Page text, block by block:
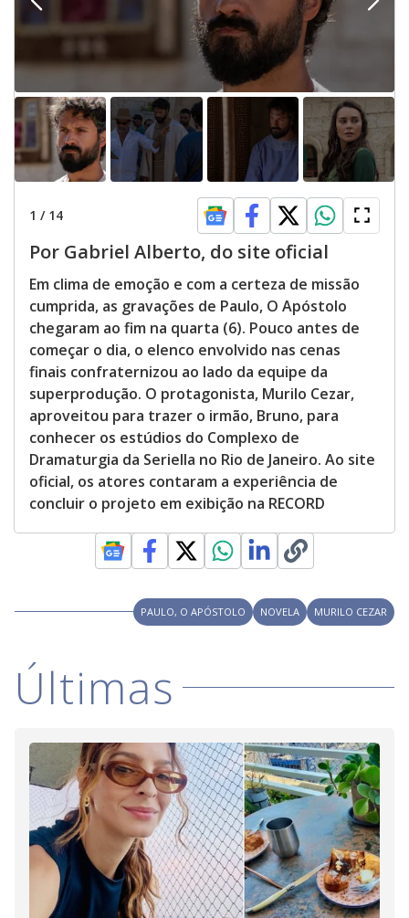
1 / 14
Por Gabriel Alberto, do site oficial
Em clima de emoção e com a certeza de missão
cumprida, as gravações de Paulo, O Apóstolo
chegaram ao fim na quarta (6). Pouco antes de
começar o dia, o elenco envolvido nas cenas
finais confraternizou ao lado da equipe da
superprodução. O protagonista, Murilo Cezar,
aproveitou para trazer o irmão, Bruno, para
conhecer os estúdios do Complexo de
Dramaturgia da Seriella no Rio de Janeiro. Ao site
oficial, os atores contaram a experiência de
concluir o projeto em exibição na RECORD
PAULO, O APÓSTOLO NOVELA MURILO CEZAR
Últimas